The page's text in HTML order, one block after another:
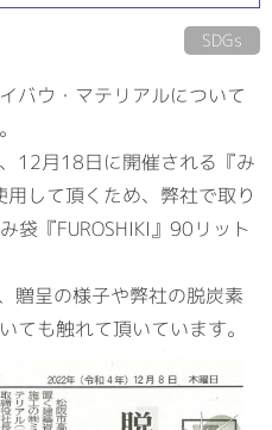
SDGs
バウ・マテリアルについて
12月18日に開催される『み
して頂くため、弊社で取り
袋『FUROSHIKI』90リット
贈呈の様子や弊社の脱炭素
ても触れて頂いています。